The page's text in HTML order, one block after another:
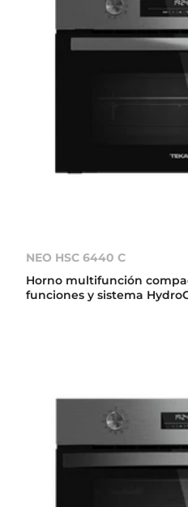
NEO HSC 6440 C
Horno multifunción
funciones y sistema